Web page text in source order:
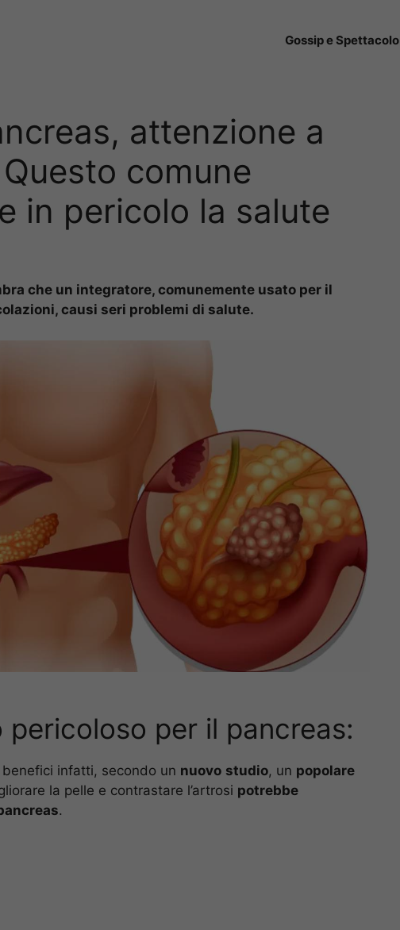
Gossip e Spettacolo
attenzione a
comune
in pericolo la salute
che un integratore, comunemente usato per il
causi seri problemi di salute.
pericoloso per il pancreas:
infatti, secondo un nuovo studio, un popolare
la pelle e contrastare l’artrosi potrebbe
.